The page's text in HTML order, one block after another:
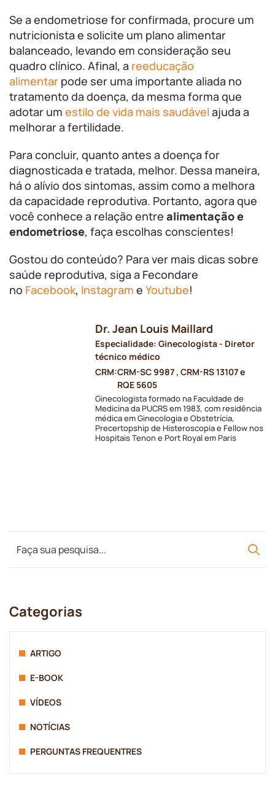
Se a endometriose for confirmada, procure um
nutricionista e solicite um plano alimentar
balanceado, levando em consideração seu
quadro clínico. Afinal, a reeducação
alimentar pode ser uma importante aliada no
tratamento da doença, da mesma forma que
adotar um estilo de vida mais saudável ajuda a
melhorar a fertilidade.
Para concluir, quanto antes a doença for
diagnosticada e tratada, melhor. Dessa maneira,
há o alívio dos sintomas, assim como a melhora
da capacidade reprodutiva. Portanto, agora que
você conhece a relação entre alimentação e
endometriose, faça escolhas conscientes!
Gostou do conteúdo? Para ver mais dicas sobre
saúde reprodutiva, siga a Fecondare
no Facebook, Instagram e Youtube!
Dr. Jean Louis Maillard
Especialidade: Ginecologista - Diretor
técnico médico
CRM:CRM-SC 9987 , CRM-RS 13107 e
RQE 5605
Ginecologista formado na Faculdade de
Medicina da PUCRS em 1983, com residência
médica em Ginecologia e Obstetrícia,
Precertopship de Histeroscopia e Fellow nos
Hospitais Tenon e Port Royal em Paris
Categorias
ARTIGO
E-BOOK
VÍDEOS
NOTÍCIAS
PERGUNTAS FREQUENTRES